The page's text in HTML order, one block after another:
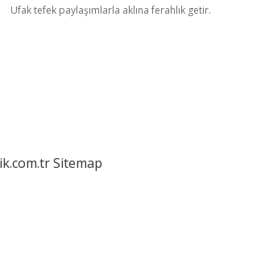
Ufak tefek paylaşımlarla aklına ferahlık getir.
Sitemap